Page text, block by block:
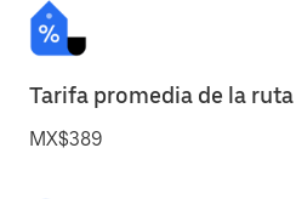
Tarifa promedia de la ruta
MX$389